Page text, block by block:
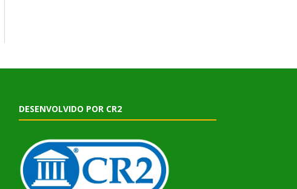
DESENVOLVIDO POR CR2